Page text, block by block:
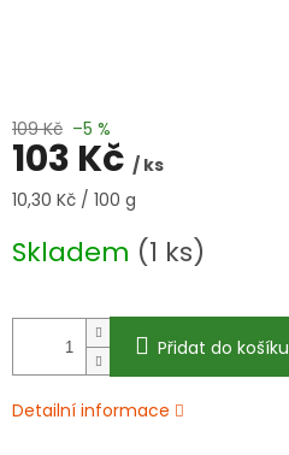
109 Kč –5 %
103 Kč / ks
Měrná
10,30 Kč / 100 g
Skladem (1 ks)
Přidat do košíku
Detailní informace